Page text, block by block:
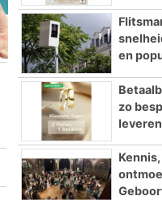
en
zo